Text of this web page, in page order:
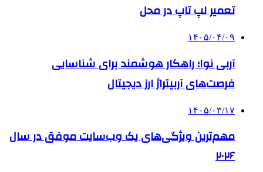
تعمیر لپ تاپ در محل
۱۴۰۵/۰۴/۰۹
آربی نوا؛ راهکار هوشمند برای شناسایی
فرصت‌های آربیتراژ ارز دیجیتال
۱۴۰۵/۰۳/۱۷
مهم‌ترین ویژگی‌های یک وب‌سایت موفق در سال
۲۰۲۶